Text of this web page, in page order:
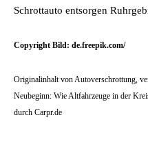
Schrottauto entsorgen
Copyright Bild: de.freepik.com/
Originalinhalt von Autoverschrottung,
Neubeginn: Wie Altfahrzeuge in der
durch Carpr.de